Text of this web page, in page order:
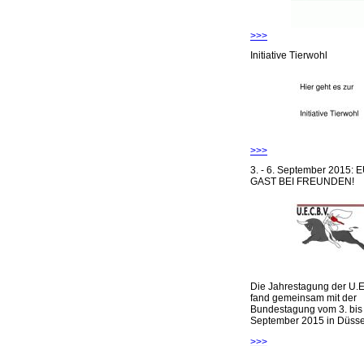
>>>
Initiative Tierwohl
>>>
3. - 6. September 2015:
GAST BEI FREUNDEN!
Die Jahrestagung der
fand gemeinsam mit der
Bundestagung vom 3. bis
September 2015 in
>>>